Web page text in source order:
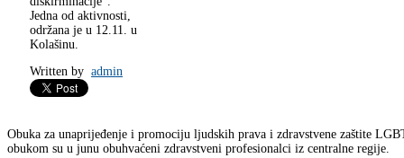
Jedna od aktivnosti,
održana je u 12.11. u
Kolašinu.
Written by admin
Obuka za unaprijeđenje i promociju ljudskih prava i zdravstvene zaštite
obukom su u junu obuhvaćeni zdravstveni profesionalci iz centralne regije.